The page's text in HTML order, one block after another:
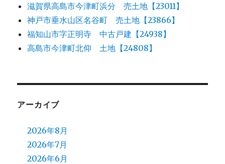
滋賀県高島市今津町浜分 売土地【23011】
神戸市垂水山区名谷町 売土地【23866】
福知山市字正明寺 中古戸建【24938】
高島市今津町北仰 土地【24808】
アーカイブ
2026年8月
2026年7月
2026年6月